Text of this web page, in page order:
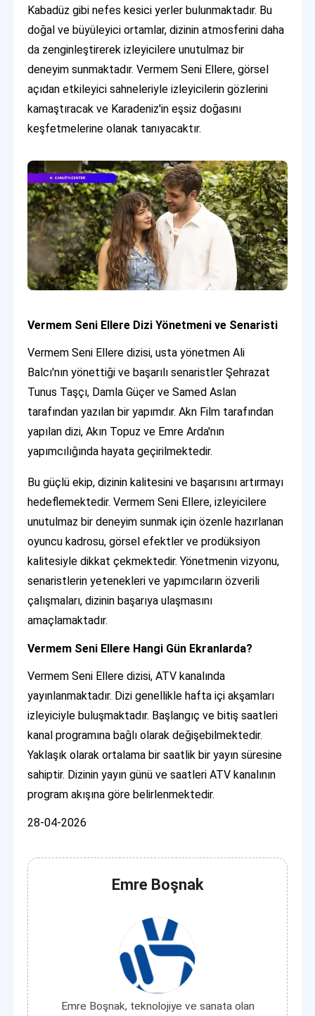
Kabadüz gibi nefes kesici yerler bulunmaktadır. Bu
doğal ve büyüleyici ortamlar, dizinin atmosferini daha
da zenginleştirerek izleyicilere unutulmaz bir
deneyim sunmaktadır. Vermem Seni Ellere, görsel
açıdan etkileyici sahneleriyle izleyicilerin gözlerini
kamaştıracak ve Karadeniz'in eşsiz doğasını
keşfetmelerine olanak tanıyacaktır.
Vermem Seni Ellere Dizi Yönetmeni ve Senaristi
Vermem Seni Ellere dizisi, usta yönetmen Ali
Balcı'nın yönettiği ve başarılı senaristler Şehrazat
Tunus Taşçı, Damla Güçer ve Samed Aslan
tarafından yazılan bir yapımdır. Akn Film tarafından
yapılan dizi, Akın Topuz ve Emre Arda'nın
yapımcılığında hayata geçirilmektedir.
Bu güçlü ekip, dizinin kalitesini ve başarısını artırmayı
hedeflemektedir. Vermem Seni Ellere, izleyicilere
unutulmaz bir deneyim sunmak için özenle hazırlanan
oyuncu kadrosu, görsel efektler ve prodüksiyon
kalitesiyle dikkat çekmektedir. Yönetmenin vizyonu,
senaristlerin yetenekleri ve yapımcıların özverili
çalışmaları, dizinin başarıya ulaşmasını
amaçlamaktadır.
Vermem Seni Ellere Hangi Gün Ekranlarda?
Vermem Seni Ellere dizisi, ATV kanalında
yayınlanmaktadır. Dizi genellikle hafta içi akşamları
izleyiciyle buluşmaktadır. Başlangıç ve bitiş saatleri
kanal programına bağlı olarak değişebilmektedir.
Yaklaşık olarak ortalama bir saatlik bir yayın süresine
sahiptir. Dizinin yayın günü ve saatleri ATV kanalının
program akışına göre belirlenmektedir.
28-04-2026
Emre Boşnak
Emre Boşnak, teknolojiye ve sanata olan